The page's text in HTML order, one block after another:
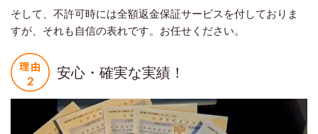
そして、不許可時には全額返金保証サービスを付しておりま
すが、それも自信の表れです。お任せください。
安心・確実な実績！